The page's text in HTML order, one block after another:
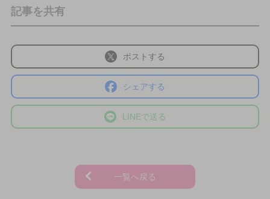
記事を共有
ポストする
シェアする
LINEで送る
一覧へ戻る